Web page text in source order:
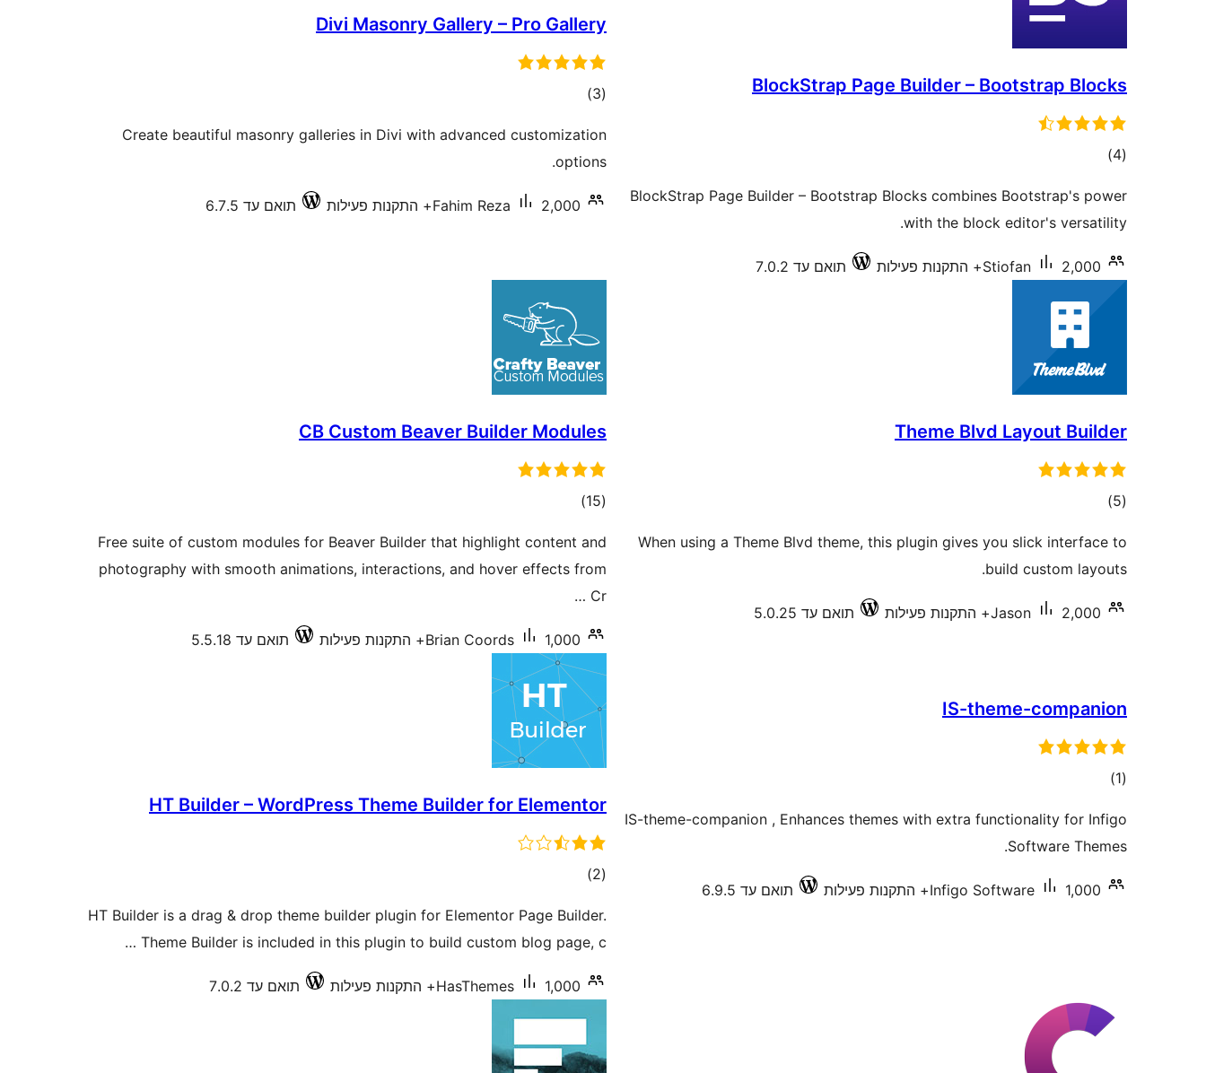
BlockStrap Page Builder – Bootstrap Blocks
(4 דרוגים)
BlockStrap Page Builder – Bootstrap Blocks combines Bootstrap's power
with the block editor's versatility.
Stiofan 2,000+ התקנות פעילות תואם עד 7.0.2
Divi Masonry Gallery – Pro Gallery
(3 דרוגים)
Create beautiful masonry galleries in Divi with advanced customization
options.
Fahim Reza 2,000+ התקנות פעילות תואם עד 6.7.5
Theme Blvd Layout Builder
(5 דרוגים)
When using a Theme Blvd theme, this plugin gives you slick interface to
build custom layouts.
Jason 2,000+ התקנות פעילות תואם עד 5.0.25
CB Custom Beaver Builder Modules
(15 דרוגים)
Free suite of custom modules for Beaver Builder that highlight content and
photography with smooth animations, interactions, and hover effects from
Cr …
Brian Coords 1,000+ התקנות פעילות תואם עד 5.5.18
IS-theme-companion
(1 דרוגים)
IS-theme-companion , Enhances themes with extra functionality for Infigo
Software Themes.
Infigo Software 1,000+ התקנות פעילות תואם עד 6.9.5
HT Builder – WordPress Theme Builder for Elementor
(2 דרוגים)
HT Builder is a drag & drop theme builder plugin for Elementor Page Builder.
Theme Builder is included in this plugin to build custom blog page, c …
HasThemes 1,000+ התקנות פעילות תואם עד 7.0.2